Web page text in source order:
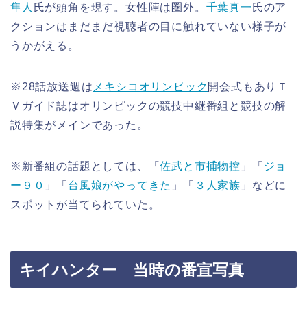
隼人 氏が頭角を現す。女性陣は圏外。 千葉真一 氏のア
クションはまだまだ視聴者の目に触れていない様子が
うかがえる。
※28話放送週は メキシコオリンピック 開会式もありＴ
Ｖガイド誌はオリンピックの競技中継番組と競技の解
説特集がメインであった。
※新番組の話題としては、「佐武と市捕物控 」「 ジョ
ー９０ 」「 台風娘がやってきた 」「 ３人家族 」などに
スポットが当てられていた。
キイハンター 当時の番宣写真